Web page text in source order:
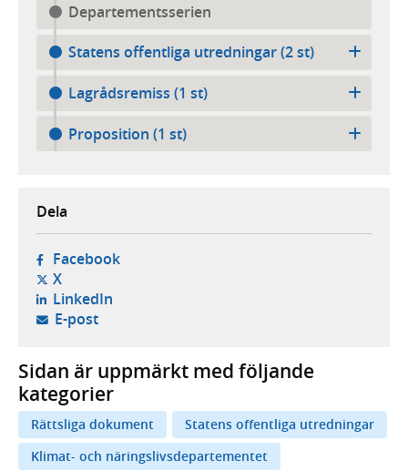
Departementsserien
Statens offentliga utredningar (2 st)
Lagrådsremiss (1 st)
Proposition (1 st)
Dela
Facebook- öppnas i ny flik, extern webbplats,
X- öppnas i ny flik, extern webbplats,
LinkedIn- öppnas i ny flik, extern webbplats,
E-post- öppnar din e-postklient,
Sidan är uppmärkt med följande
kategorier
Rättsliga dokument
Statens offentliga utredningar
Klimat- och näringslivsdepartementet